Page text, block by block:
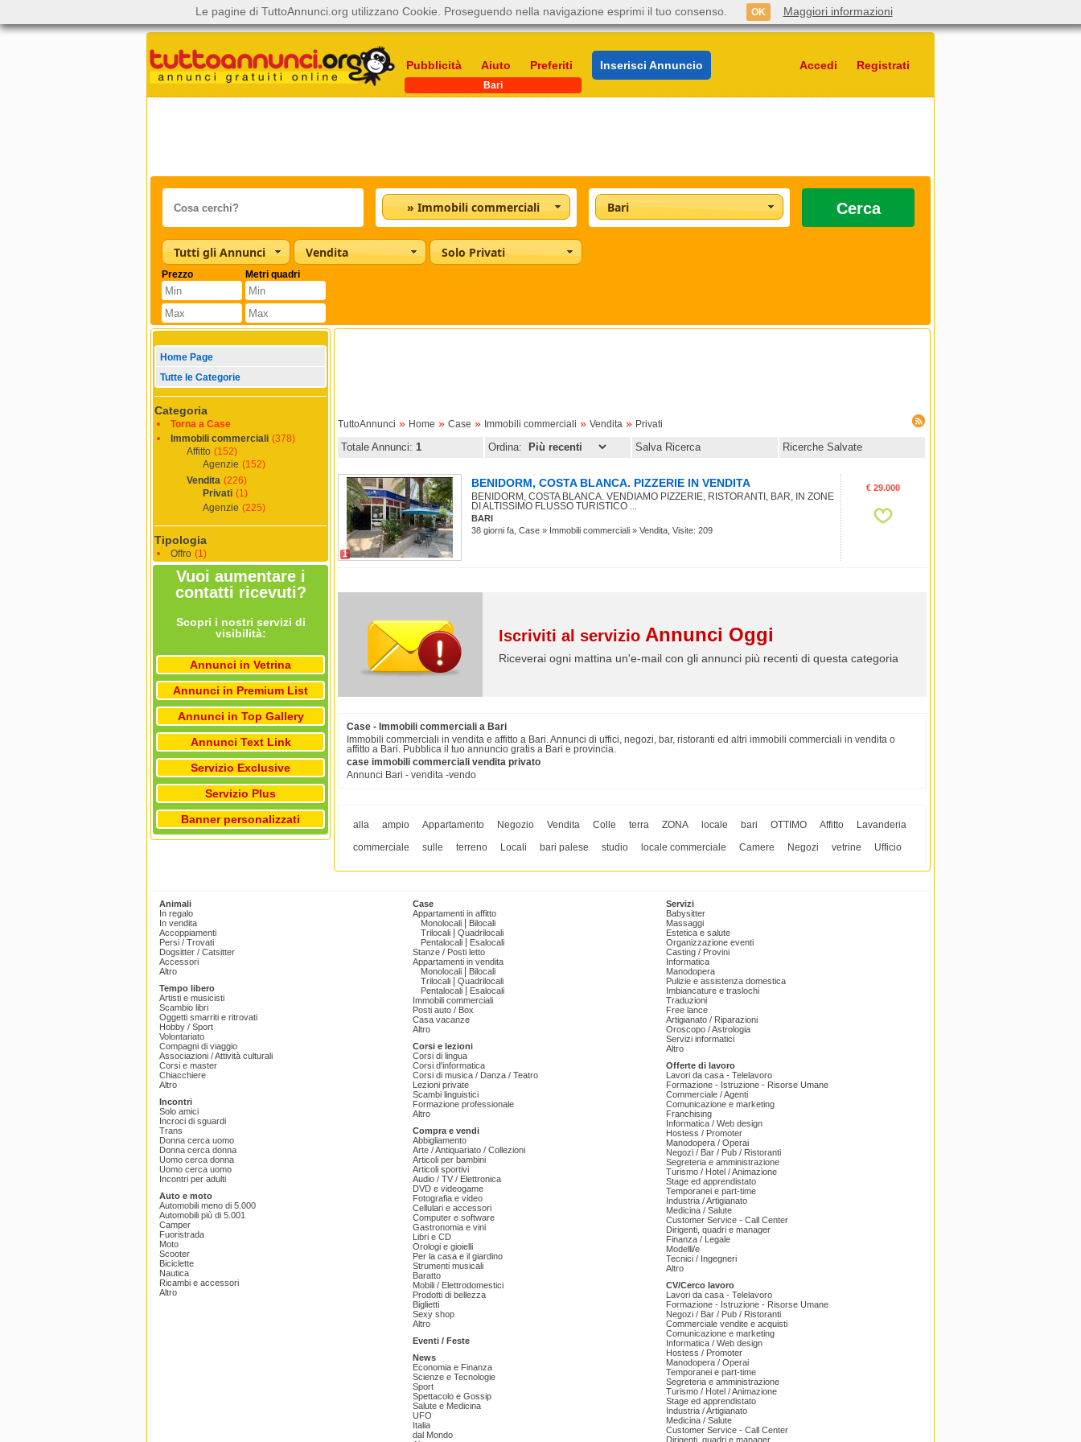
Pubblicità Aiuto Preferiti Inserisci Annuncio Accedi Registrati
Bari
» Immobili commerciali Bari Cerca
Tutti gli Annunci Vendita Solo Privati
Prezzo Metri quadri
Home Page
Tutte le Categorie
Categoria
Torna a Case
Immobili commerciali (378)
Affitto (152)
Agenzie (152)
Vendita (226)
Privati (1)
Agenzie (225)
Tipologia
Offro (1)
Vuoi aumentare i
contatti ricevuti?
Scopri i nostri servizi di
visibilità:
Annunci in Vetrina
Annunci in Premium List
Annunci in Top Gallery
Annunci Text Link
Servizio Exclusive
Servizio Plus
Banner personalizzati
TuttoAnnunci » Home » Case » Immobili commerciali » Vendita » Privati
Totale Annunci: 1 Ordina: Salva Ricerca Ricerche Salvate
1
BENIDORM, COSTA BLANCA. PIZZERIE IN VENDITA
BENIDORM, COSTA BLANCA. VENDIAMO PIZZERIE, RISTORANTI, BAR, IN ZONE
DI ALTISSIMO FLUSSO TURISTICO ...
BARI
38 giorni fa, Case » Immobili commerciali » Vendita, Visite: 209
€ 29.000
Iscriviti al servizio Annunci Oggi
Riceverai ogni mattina un'e-mail con gli annunci più recenti di questa categoria
Case - Immobili commerciali a Bari
Immobili commerciali in vendita e affitto a Bari. Annunci di uffici, negozi, bar, ristoranti ed altri immobili commerciali in vendita o
affitto a Bari. Pubblica il tuo annuncio gratis a Bari e provincia.
case immobili commerciali vendita privato
Annunci Bari - vendita -vendo
alla ampio Appartamento Negozio Vendita Colle terra ZONA locale bari OTTIMO Affitto
Lavanderia
commerciale
sulle terreno Locali bari palese studio locale commerciale Camere Negozi vetrine Ufficio
Animali
In regalo
In vendita
Accoppiamenti
Persi / Trovati
Dogsitter / Catsitter
Accessori
Altro
Tempo libero
Artisti e musicisti
Scambio libri
Oggetti smarriti e ritrovati
Hobby / Sport
Volontariato
Compagni di viaggio
Associazioni / Attività culturali
Corsi e master
Chiacchiere
Altro
Incontri
Solo amici
Incroci di sguardi
Trans
Donna cerca uomo
Donna cerca donna
Uomo cerca donna
Uomo cerca uomo
Incontri per adulti
Auto e moto
Automobili meno di 5.000
Automobili più di 5.001
Camper
Fuoristrada
Moto
Scooter
Biciclette
Nautica
Ricambi e accessori
Altro
Case
Appartamenti in affitto
Monolocali
Bilocali
Trilocali
Quadrilocali
Pentalocali
Esalocali
Stanze / Posti letto
Appartamenti in vendita
Monolocali
Bilocali
Trilocali
Quadrilocali
Pentalocali
Esalocali
Immobili commerciali
Posti auto / Box
Casa vacanze
Altro
Corsi e lezioni
Corsi di lingua
Corsi d'informatica
Corsi di musica / Danza / Teatro
Lezioni private
Scambi linguistici
Formazione professionale
Altro
Compra e vendi
Abbigliamento
Arte / Antiquariato / Collezioni
Articoli per bambini
Articoli sportivi
Audio / TV / Elettronica
DVD e videogame
Fotografia e video
Cellulari e accessori
Computer e software
Gastronomia e vini
Libri e CD
Orologi e gioielli
Per la casa e il giardino
Strumenti musicali
Baratto
Mobili / Elettrodomestici
Prodotti di bellezza
Biglietti
Sexy shop
Altro
Eventi / Feste
News
Economia e Finanza
Scienze e Tecnologie
Sport
Spettacolo e Gossip
Salute e Medicina
UFO
Italia
dal Mondo
Servizi
Babysitter
Massaggi
Estetica e salute
Organizzazione eventi
Casting / Provini
Informatica
Manodopera
Pulizie e assistenza domestica
Imbiancature e traslochi
Traduzioni
Free lance
Artigianato / Riparazioni
Oroscopo / Astrologia
Servizi informatici
Altro
Offerte di lavoro
Lavori da casa - Telelavoro
Formazione - Istruzione - Risorse Umane
Commerciale / Agenti
Comunicazione e marketing
Franchising
Informatica / Web design
Hostess / Promoter
Manodopera / Operai
Negozi / Bar / Pub / Ristoranti
Segreteria e amministrazione
Turismo / Hotel / Animazione
Stage ed apprendistato
Temporanei e part-time
Industria / Artigianato
Medicina / Salute
Customer Service - Call Center
Dirigenti, quadri e manager
Finanza / Legale
Modelli/e
Tecnici / Ingegneri
Altro
CV/Cerco lavoro
Lavori da casa - Telelavoro
Formazione - Istruzione - Risorse Umane
Negozi / Bar / Pub / Ristoranti
Commerciale vendite e acquisti
Comunicazione e marketing
Informatica / Web design
Hostess / Promoter
Manodopera / Operai
Temporanei e part-time
Segreteria e amministrazione
Turismo / Hotel / Animazione
Stage ed apprendistato
Industria / Artigianato
Medicina / Salute
Customer Service - Call Center
Dirigenti, quadri e manager
Le pagine di TuttoAnnunci.org utilizzano Cookie. Proseguendo nella navigazione esprimi il tuo consenso. OK Maggiori informazioni